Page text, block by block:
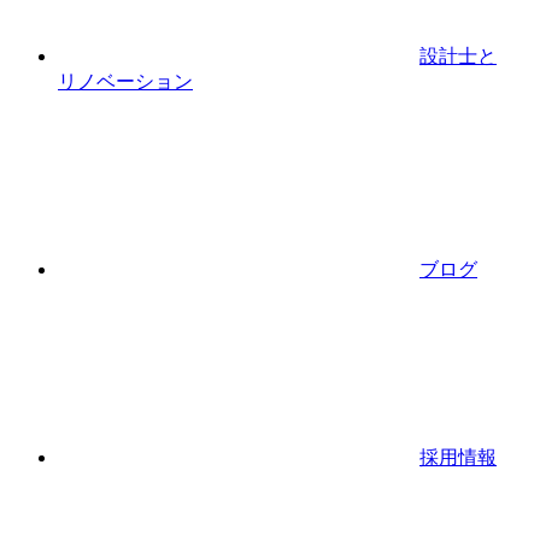
設計士と
リノベーション
ブログ
採用情報